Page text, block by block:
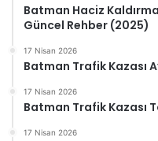
Batman Haciz Kaldırma
Güncel Rehber (2025)
17 Nisan 2026
Batman Trafik Kazası
17 Nisan 2026
Batman Trafik Kazası
17 Nisan 2026